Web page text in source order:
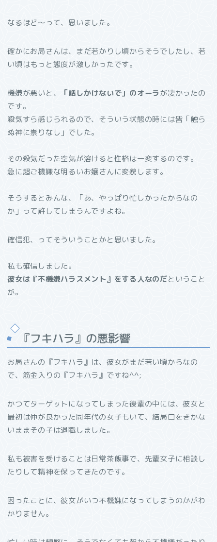
なるほど〜って、思いました。
確かにお局さんは、まだ若かりし頃からそうでしたし、若
い頃はもっと態度が激しかったです。
機嫌が悪いと、 「話しかけないで」のオーラが凄かったの
です。
殺気すら感じられるので、そういう状態の時には皆「触ら
ぬ神に祟りなし」でした。
その殺気だった空気が溶けると性格は一変するのです。
急に超ご機嫌な明るいお嬢さんに変貌します。
そうするとみんな、「あ、やっぱり忙しかったからなの
か」って許してしまうんですよね。
確信犯、ってそういうことかと思いました。
私も確信しました。
彼女は『不機嫌ハラスメント』をする人なのだということ
が。
『フキハラ』の悪影響
お局さんの『フキハラ』は、彼女がまだ若い頃からなの
で、筋金入りの『フキハラ』ですね^^;
かつてターゲットになってしまった後輩の中には、彼女と
最初は仲が良かった同年代の女子もいて、結局口をきかな
いままその子は退職しました。
私も被害を受けることは日常茶飯事で、先輩女子に相談し
たりして精神を保ってきたのです。
困ったことに、彼女がいつ不機嫌になってしまうのかがわ
かりません。